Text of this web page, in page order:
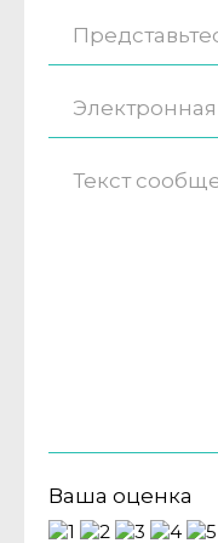
Ваша оценка